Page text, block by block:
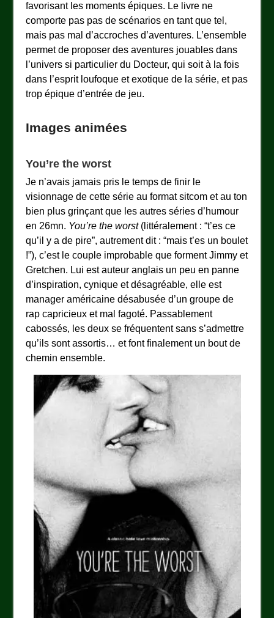
favorisant les moments épiques. Le livre ne
comporte pas pas de scénarios en tant que tel,
mais pas mal d’accroches d’aventures. L’ensemble
permet de proposer des aventures jouables dans
l’univers si particulier du Docteur, qui soit à la fois
dans l’esprit loufoque et exotique de la série, et pas
trop épique d’entrée de jeu.
Images animées
You’re the worst
Je n’avais jamais pris le temps de finir le
visionnage de cette série au format sitcom et au ton
bien plus grinçant que les autres séries d’humour
en 26mn. You’re the worst(littéralement : “t’es ce
qu’il y a de pire”, autrement dit : “mais t’es un boulet
!”), c’est le couple improbable que forment Jimmy et
Gretchen. Lui est auteur anglais un peu en panne
d’inspiration, cynique et désagréable, elle est
manager américaine désabusée d’un groupe de
rap capricieux et mal fagoté. Passablement
cabossés, les deux se fréquentent sans s’admettre
qu’ils sont assortis… et font finalement un bout de
chemin ensemble.